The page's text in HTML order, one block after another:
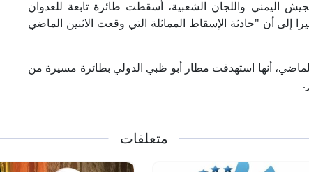
اليمني واللجان الشعبية، أسقطت طائرة تابعة للعدوان
إلى أن "حادثة الإسقاط المماثلة التي وقعت الاثنين الماضي
أنها استهدفت مطار أبو ظبي الدولي بطائرة مسيرة من
متعلقات